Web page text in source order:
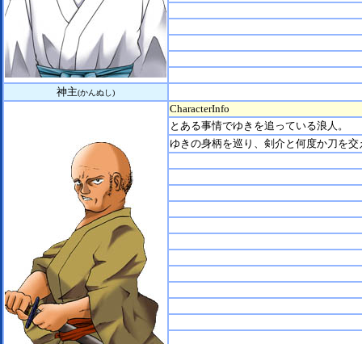
神主(かんぬし)
CharacterInfo
とある事情でゆきを追っている浪人。
ゆきの身柄を巡り、剣介と何度か刀を交